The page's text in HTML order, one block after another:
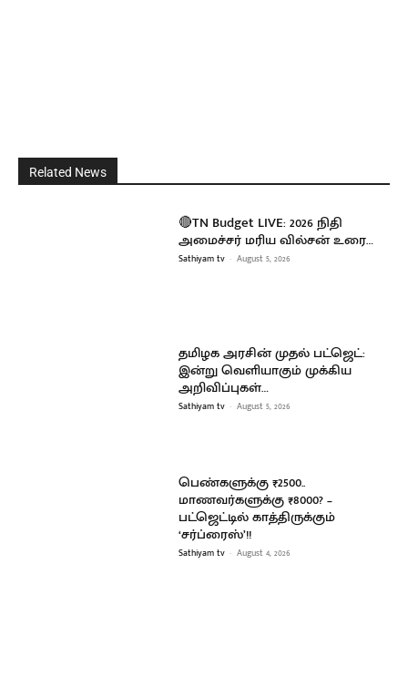
Related News
🔴TN Budget LIVE: 2026 நிதி
அமைச்சர் மரிய வில்சன் உரை…
Sathiyam tv - August 5, 2026
தமிழக அரசின் முதல் பட்ஜெட்:
இன்று வெளியாகும் முக்கிய
அறிவிப்புகள்…
Sathiyam tv - August 5, 2026
பெண்களுக்கு ₹2500..
மாணவர்களுக்கு ₹8000? –
பட்ஜெட்டில் காத்திருக்கும்
‘சர்ப்ரைஸ்’!!
Sathiyam tv - August 4, 2026